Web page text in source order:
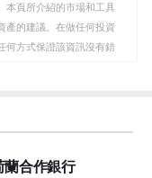
本頁所介紹的市場和工具
產的建議。在做任何投資
何方式保證該資訊沒有錯
。作者不對本頁連結的
本文中提到的任何股票
蘭合作銀行